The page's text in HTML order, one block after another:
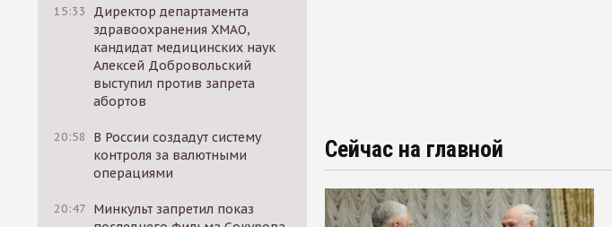
15:33
Директор департамента
здравоохранения ХМАО,
кандидат медицинских наук
Алексей Добровольский
выступил против запрета
абортов
20:58
В России создадут систему
контроля за валютными
операциями
20:47 Минкульт запретил показ
Сейчас на главной